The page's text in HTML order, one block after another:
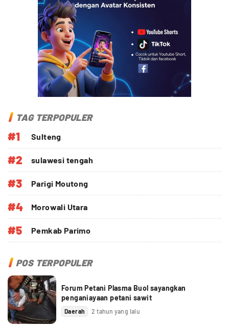
TAG TERPOPULER
#1 Sulteng
#2 sulawesi tengah
#3 Parigi Moutong
#4 Morowali Utara
#5 Pemkab Parimo
POS TERPOPULER
Forum Petani Plasma Buol sayangkan
penganiayaan petani sawit
Daerah 2 tahun yang lalu